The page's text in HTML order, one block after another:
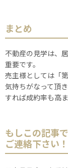
まとめ
不動産の見学は、
重要です。
売主様としては「
気持ちがなって頂
すれば成約率も高ま
もしこの記事
ご連絡下さい！